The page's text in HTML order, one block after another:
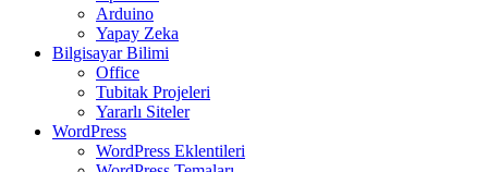
Arduino
Yapay Zeka
Bilgisayar Bilimi
Office
Tubitak Projeleri
Yararlı Siteler
WordPress
WordPress Eklentileri